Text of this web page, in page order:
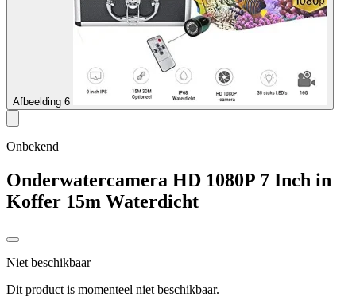
Afbeelding 6
Onbekend
Onderwatercamera HD 1080P 7 Inch in
Koffer 15m Waterdicht
Niet beschikbaar
Dit product is momenteel niet beschikbaar.